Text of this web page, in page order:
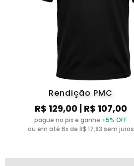
Rendição PMC
R$ 129,00| R$ 107,00
pague no pix e ganhe +5% OFF
ou em até 6x de R$ 17,83 sem juros